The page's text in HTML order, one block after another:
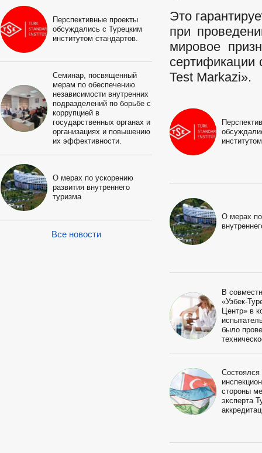
Перспективные проекты
обсуждались с Турецким
институтом стандартов.
Семинар, посвященный
мерам по обеспечению
независимости внутренних
подразделений по борьбе с
коррупцией в
государственных органах и
организациях и повышению
их эффективности.
О мерах по ускорению
развития внутреннего
туризма
Все новости
Это
при
мировое
Test Markazi».
О мерах по
В
«Узбек-
Центр» в
было
Состоялся
стороны
эксперта